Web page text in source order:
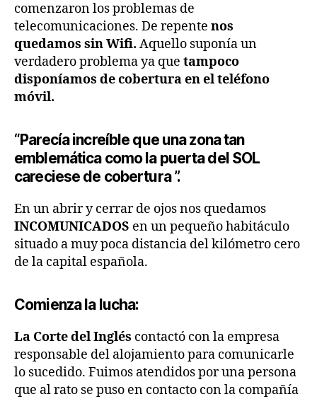
comenzaron los problemas de
telecomunicaciones. De repente nos
quedamos sin Wifi. Aquello suponía un
verdadero problema ya que tampoco
disponíamos de cobertura en el teléfono
móvil.
“Parecía increíble que una zona tan
emblemática como la puerta del SOL
careciese de cobertura ”.
En un abrir y cerrar de ojos nos quedamos
INCOMUNICADOS en un pequeño habitáculo
situado a muy poca distancia del kilómetro cero
de la capital española.
Comienza la lucha:
La Corte del Inglés contactó con la empresa
responsable del alojamiento para comunicarle
lo sucedido. Fuimos atendidos por una persona
que al rato se puso en contacto con la compañía